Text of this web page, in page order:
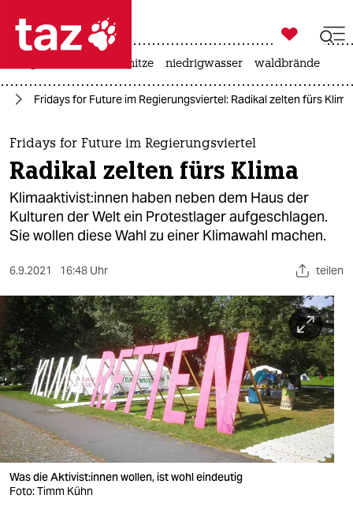
 taz zahl ich
taz zahl ich
themen
politik
öko
sport
berlin
nord
wahrheit
verlag
verlag

taz zahl ich
hitze niedrigwasser waldbrände
Fridays for Future im Regierungsviertel: Radikal zelten fürs Klima
Fridays for Future im Regierungsviertel
Radikal zelten fürs Klima
Kli­ma­ak­ti­vis­t:in­nen haben neben dem Haus der
Kulturen der Welt ein Protestlager aufgeschlagen.
Sie wollen diese Wahl zu einer Klimawahl machen.
6.9.2021 16:48 Uhr teilen
Was die Ak­ti­vis­t:in­nen wollen, ist wohl eindeutig
Foto: Timm Kühn